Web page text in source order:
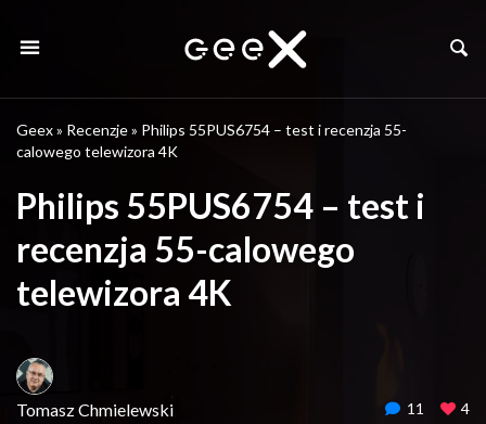
Geex» Recenzje» Philips 55PUS6754 – test i recenzja 55-
calowego telewizora 4K
Philips 55PUS6754 – test i
recenzja 55-calowego
telewizora 4K
Tomasz Chmielewski 11 4